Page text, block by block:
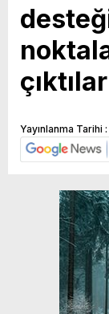
çıktılar
Yayınlanma Tarihi :